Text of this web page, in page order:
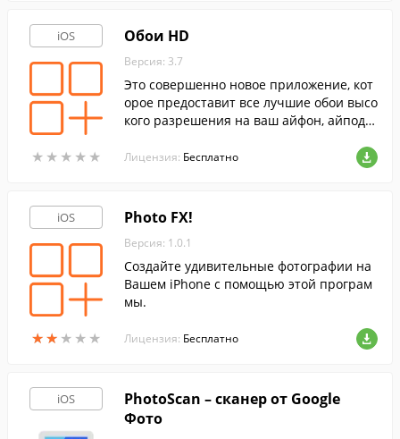
iOS
★ ★ ★ ★ ★
★ ★ ★ ★ ★
Обои HD
Версия: 3.7
Это совершенно новое приложение, кот
орое предоставит все лучшие обои высо
кого разрешения на ваш айфон, айпод-т
Лицензия: Бесплатно
iOS
★★ ★ ★ ★
★★ ★ ★ ★
Photo FX!
Версия: 1.0.1
Создайте удивительные фотографии на
Вашем iPhone с помощью этой програм
мы.
Лицензия: Бесплатно
iOS
PhotoScan – сканер от Google
Фото